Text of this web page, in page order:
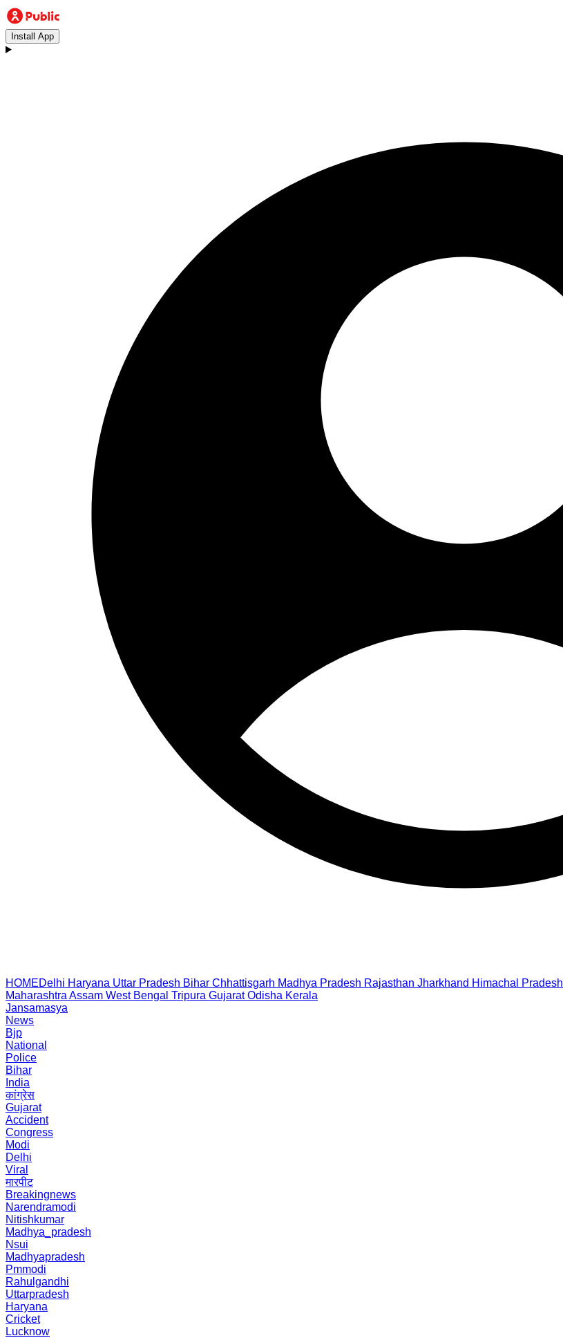
Install App
HOMEDelhi Haryana Uttar Pradesh Bihar Chhattisgarh Madhya Pradesh Rajasthan Jharkhand Himachal Pradesh
Maharashtra Assam West Bengal Tripura Gujarat Odisha Kerala
Jansamasya
News
Bjp
National
Police
Bihar
India
कांग्रेस
Gujarat
Accident
Congress
Modi
Delhi
Viral
मारपीट
Breakingnews
Narendramodi
Nitishkumar
Madhya_pradesh
Nsui
Madhyapradesh
Pmmodi
Rahulgandhi
Uttarpradesh
Haryana
Cricket
Lucknow